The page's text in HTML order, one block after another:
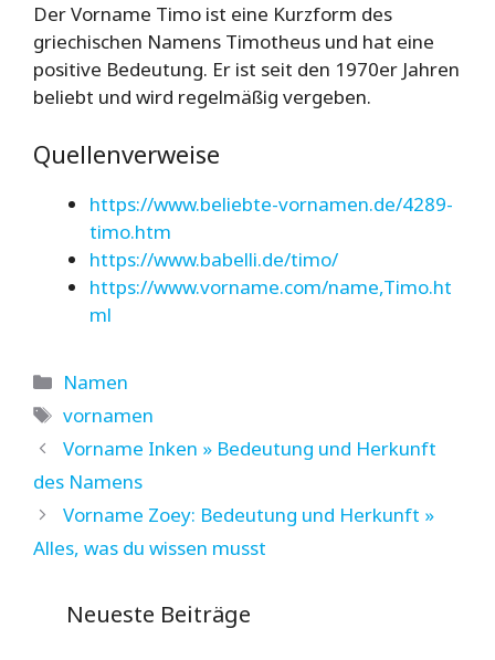
Der Vorname Timo ist eine Kurzform des
griechischen Namens Timotheus und hat eine
positive Bedeutung. Er ist seit den 1970er Jahren
beliebt und wird regelmäßig vergeben.
Quellenverweise
https://www.beliebte-vornamen.de/4289-
timo.htm
https://www.babelli.de/timo/
https://www.vorname.com/name,Timo.ht
ml
Kategorien
Namen
Schlagwörter
vornamen
Vorname Inken » Bedeutung und Herkunft
des Namens
Vorname Zoey: Bedeutung und Herkunft »
Alles, was du wissen musst
Neueste Beiträge